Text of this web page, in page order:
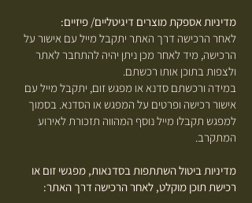
מדיניות אספקת מוצרים דיגיטליים/ פיזיים:
לאחר הרכישה דרך האתר יתקבל מייל עם אישור על
הרכישה, מיד לאחר מכן ניתן יהיה להתחבר לאתר
ולצפות בתוכן אותו רכשתם.
במידה ורכשתם סדנא או מפגש זום, יתקבל מייל עם
אישור רכישה ופרטים על המפגש או הסדנא. בסמוך
למפגש תקבלו מייל נוסף המהווה תזכורת לאירוע
המתקרב.
מדיניות ביטול השתתפות בסדנאות, מפגשי זום או
רכישת תוכן מוקלט, לאחר הרכישה דרך האתר: